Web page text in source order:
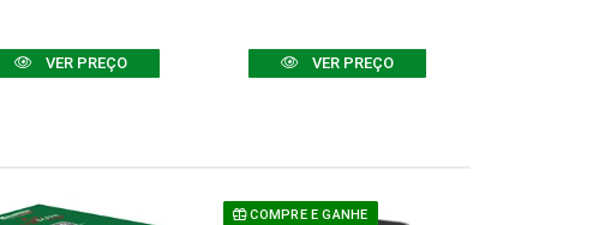
VER PREÇO VER PREÇO
COMPRE E GANHE